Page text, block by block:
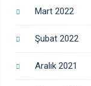
Mart 2022
Şubat 2022
Aralık 2021